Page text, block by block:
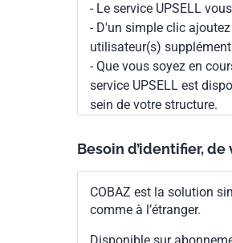
- Le service UPSELL
- D'un simple clic
utilisateur(s)
- Que vous soyez en
service UPSELL est
sein de votre structure.
Besoin d’identifier,
COBAZ est la solution
comme à l’étranger.